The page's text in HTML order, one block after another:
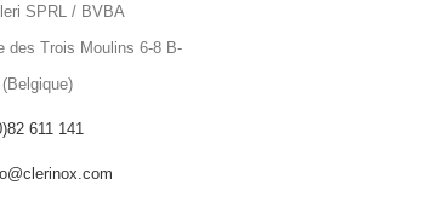
SPRL / BVBA
des Trois Moulins 6-8 B-
611 141